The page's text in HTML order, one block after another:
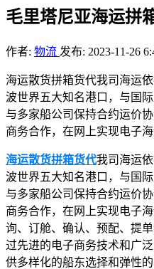
毛里塔尼亚海运拼
作者: 物流 发布: 2023-11-26
海运散货拼箱货代我司海运
波世界五大知名港口，与国
与多家船公司保持合约运价
商务合作，在网上实现电子
海运散货拼箱货代我司海运
波世界五大知名港口，与国
与多家船公司保持合约运价
商务合作，在网上实现电子
询、订舱、确认、预配、提
过先进的电子商务技术和广
供多样化的船东选择和弹性的